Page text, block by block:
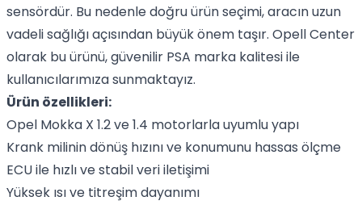
sensördür. Bu nedenle doğru ürün seçimi, aracın uzun
vadeli sağlığı açısından büyük önem taşır. Opell Center
olarak bu ürünü, güvenilir PSA marka kalitesi ile
kullanıcılarımıza sunmaktayız.
Ürün özellikleri:
Opel Mokka X 1.2 ve 1.4 motorlarla uyumlu yapı
Krank milinin dönüş hızını ve konumunu hassas ölçme
ECU ile hızlı ve stabil veri iletişimi
Yüksek ısı ve titreşim dayanımı